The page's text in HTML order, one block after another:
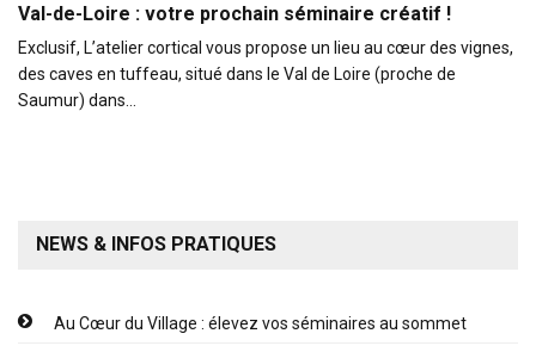
Val-de-Loire : votre prochain séminaire créatif !
Exclusif, L’atelier cortical vous propose un lieu au cœur des vignes,
des caves en tuffeau, situé dans le Val de Loire (proche de
Saumur) dans…
NEWS & INFOS PRATIQUES
Au Cœur du Village : élevez vos séminaires au sommet